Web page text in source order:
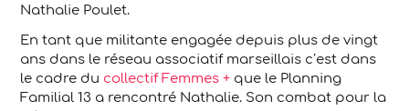
Nathalie Poulet.
En tant que militante engagée depuis plus de vingt
ans dans le réseau associatif marseillais c’est dans
le cadre du collectif Femmes + que le Planning
Familial 13 a rencontré Nathalie. Son combat pour la